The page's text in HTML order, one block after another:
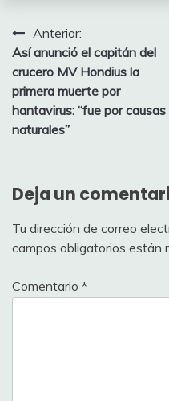
Navegación
de
entradas
Anterior:
Así anunció el capitán del
crucero MV Hondius la
primera muerte por
hantavirus: “fue por causas
naturales”
Deja un
Tu dirección de correo
campos obligatorios están
Comentario *